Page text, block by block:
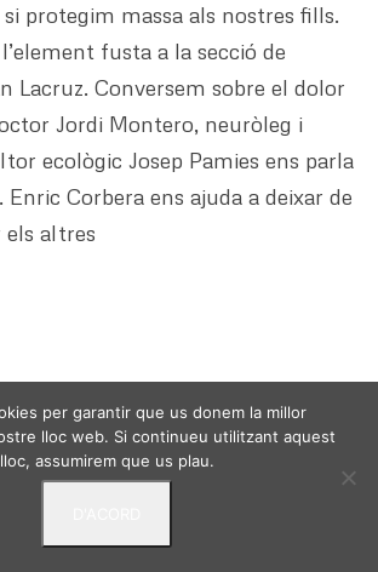
protegim massa als nostres fills.
fusta a la secció de
Lacruz. Conversem sobre el dolor
Jordi Montero, neuròleg i
ecològic Josep Pamies ens parla
Enric Corbera ens ajuda a deixar de
els altres
L'ESSENCIA - © 2024 -Politica de
Avis Legal Termes i condicions
per garantir que us donem la millor
lloc web. Si continueu utilitzant aquest
lloc, assumirem que us plau.